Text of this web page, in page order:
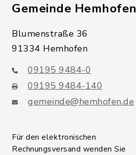
Gemeinde Hemhofen
Blumenstraße 36
91334 Hemhofen
09195 9484-0
09195 9484-140
gemeinde@hemhofen.de
Für den elektronischen
Rechnungsversand wenden Sie